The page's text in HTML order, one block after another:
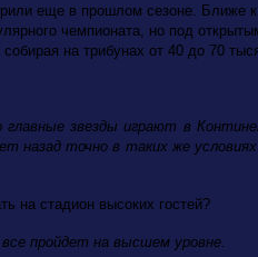
еще в прошлом сезоне. Ближе
чемпионата, но под
на трибунах от 40 до 70
звезды играют в
назад точно в таких же
на стадион высоких гостей?
пройдет на высшем уровне.